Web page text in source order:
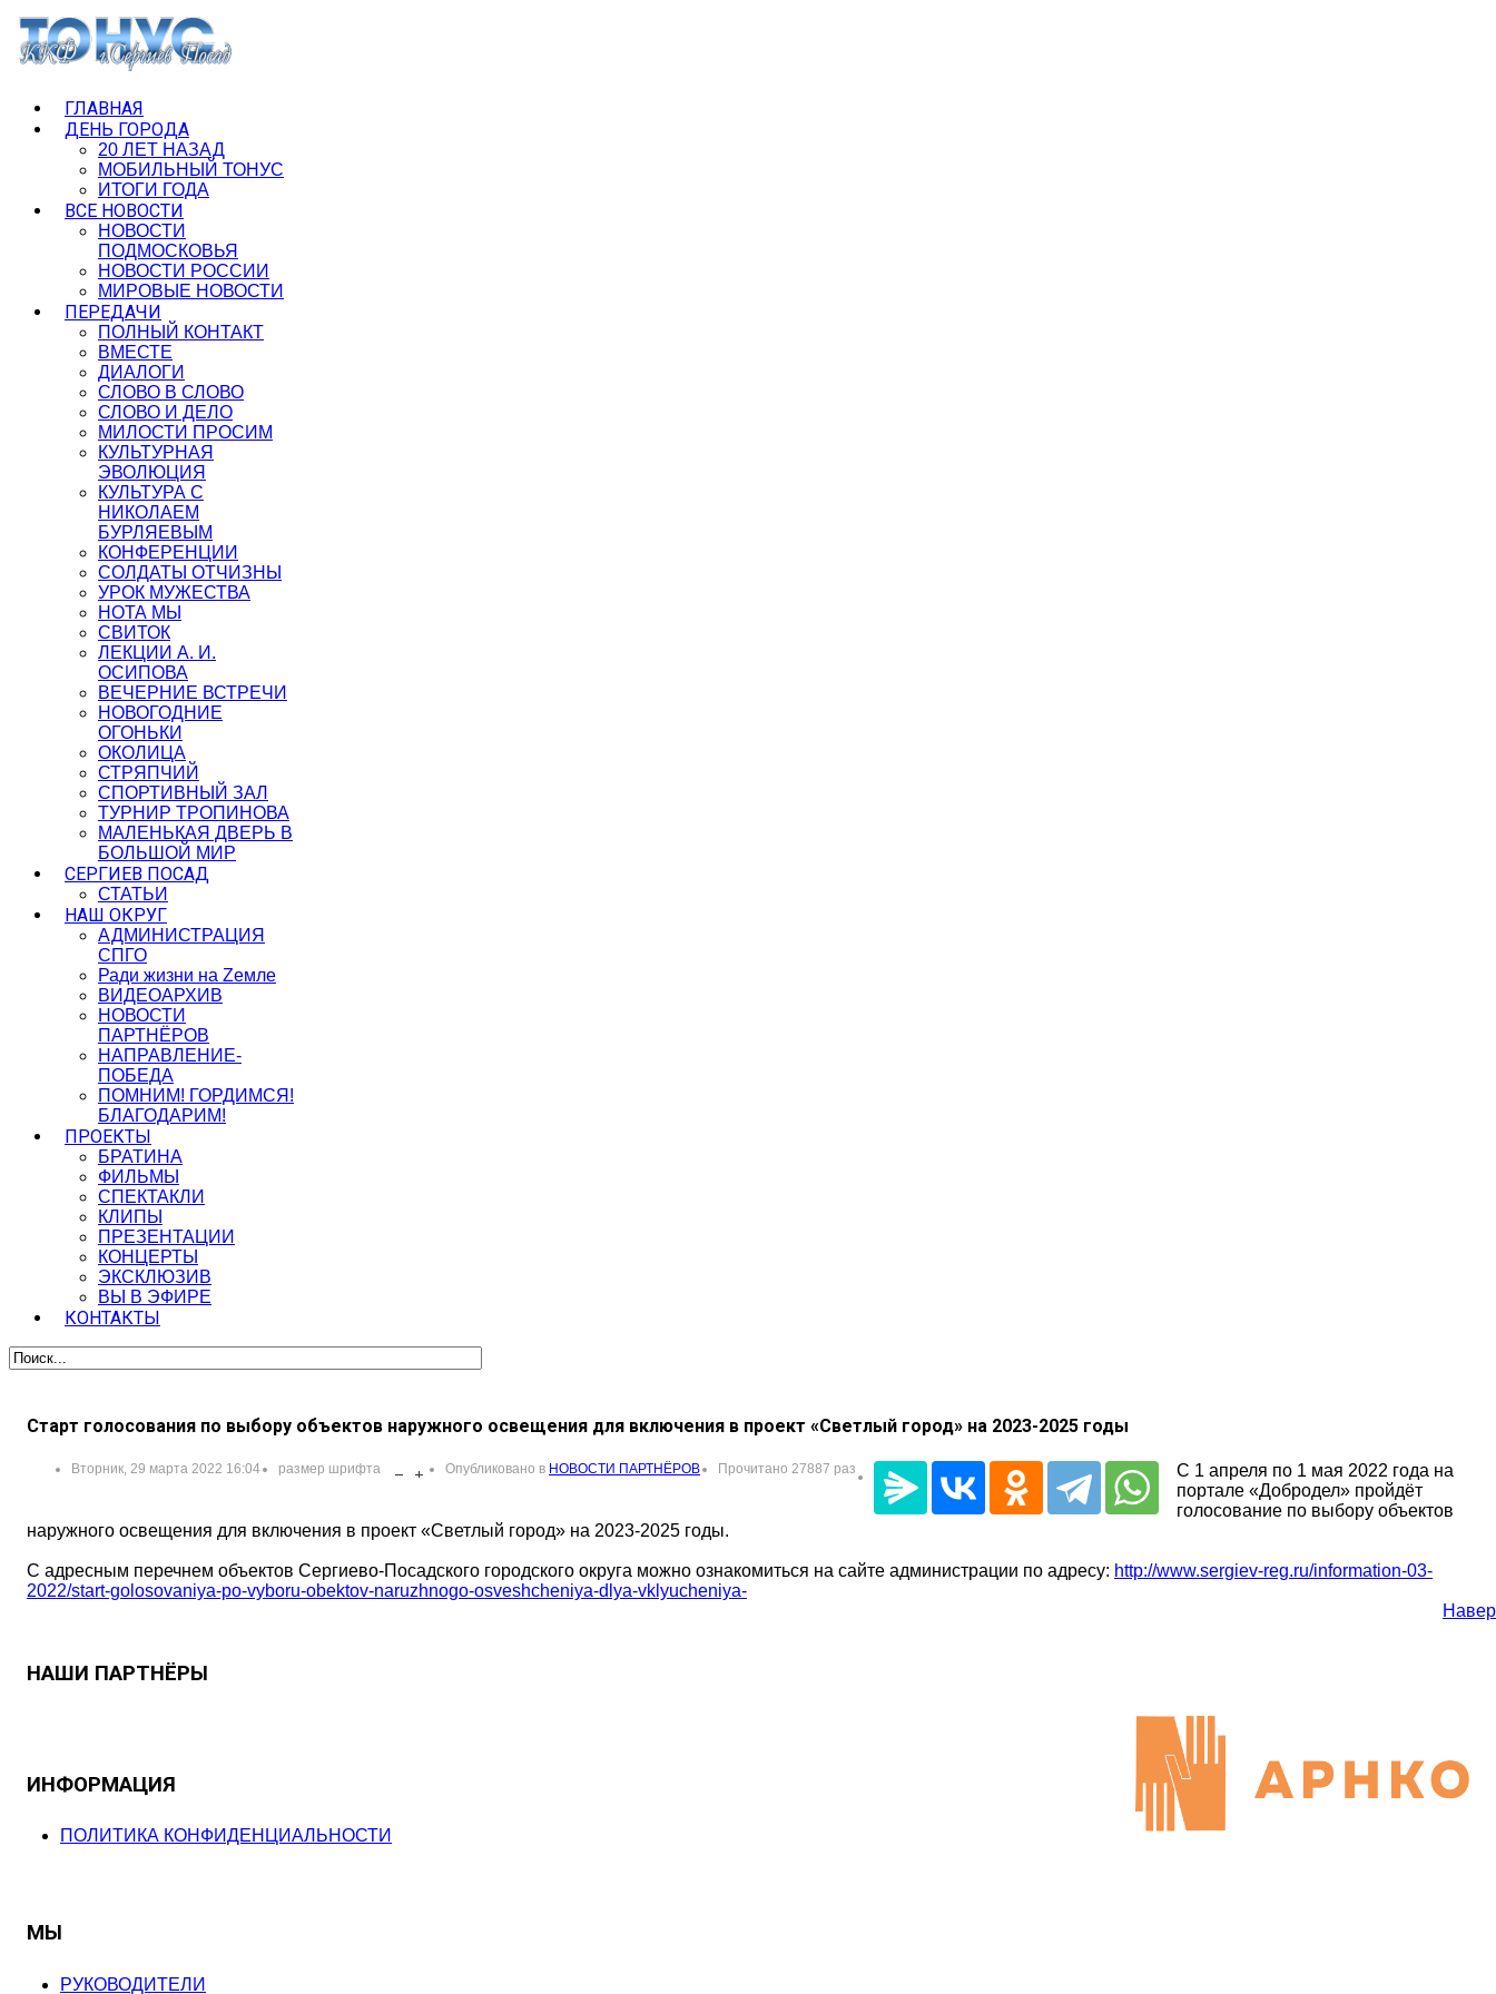
ГЛАВНАЯ
ДЕНЬ ГОРОДА
20 ЛЕТ НАЗАД
МОБИЛЬНЫЙ ТОНУС
ИТОГИ ГОДА
ВСЕ НОВОСТИ
НОВОСТИ
ПОДМОСКОВЬЯ
НОВОСТИ РОССИИ
МИРОВЫЕ НОВОСТИ
ПЕРЕДАЧИ
ПОЛНЫЙ КОНТАКТ
ВМЕСТЕ
ДИАЛОГИ
СЛОВО В СЛОВО
СЛОВО И ДЕЛО
МИЛОСТИ ПРОСИМ
КУЛЬТУРНАЯ
ЭВОЛЮЦИЯ
КУЛЬТУРА С
НИКОЛАЕМ
БУРЛЯЕВЫМ
КОНФЕРЕНЦИИ
СОЛДАТЫ ОТЧИЗНЫ
УРОК МУЖЕСТВА
НОТА МЫ
СВИТОК
ЛЕКЦИИ А. И.
ОСИПОВА
ВЕЧЕРНИЕ ВСТРЕЧИ
НОВОГОДНИЕ
ОГОНЬКИ
ОКОЛИЦА
СТРЯПЧИЙ
СПОРТИВНЫЙ ЗАЛ
ТУРНИР ТРОПИНОВА
МАЛЕНЬКАЯ ДВЕРЬ В
БОЛЬШОЙ МИР
СЕРГИЕВ ПОСАД
СТАТЬИ
НАШ ОКРУГ
АДМИНИСТРАЦИЯ
СПГО
Ради жизни на Zемле
ВИДЕОАРХИВ
НОВОСТИ
ПАРТНЁРОВ
НАПРАВЛЕНИЕ-
ПОБЕДА
ПОМНИМ! ГОРДИМСЯ!
БЛАГОДАРИМ!
ПРОЕКТЫ
БРАТИНА
ФИЛЬМЫ
СПЕКТАКЛИ
КЛИПЫ
ПРЕЗЕНТАЦИИ
КОНЦЕРТЫ
ЭКСКЛЮЗИВ
ВЫ В ЭФИРЕ
КОНТАКТЫ
Старт голосования по выбору объектов наружного освещения для включения в проект «Светлый город» на 2023-2025 годы
Вторник, 29 марта 2022 16:04 размер шрифта Опубликовано в НОВОСТИ ПАРТНЁРОВ Прочитано 27887 раз
С 1 апреля по 1 мая 2022 года на
портале «Добродел» пройдёт
голосование по выбору объектов
наружного освещения для включения в проект «Светлый город» на 2023-2025 годы.
С адресным перечнем объектов Сергиево-Посадского городского округа можно ознакомиться на сайте администрации по адресу: http://www.sergiev-reg.ru/information-03-
2022/start-golosovaniya-po-vyboru-obektov-naruzhnogo-osveshcheniya-dlya-vklyucheniya-
НАШИ ПАРТНЁРЫ
ИНФОРМАЦИЯ
ПОЛИТИКА КОНФИДЕНЦИАЛЬНОСТИ
МЫ
РУКОВОДИТЕЛИ